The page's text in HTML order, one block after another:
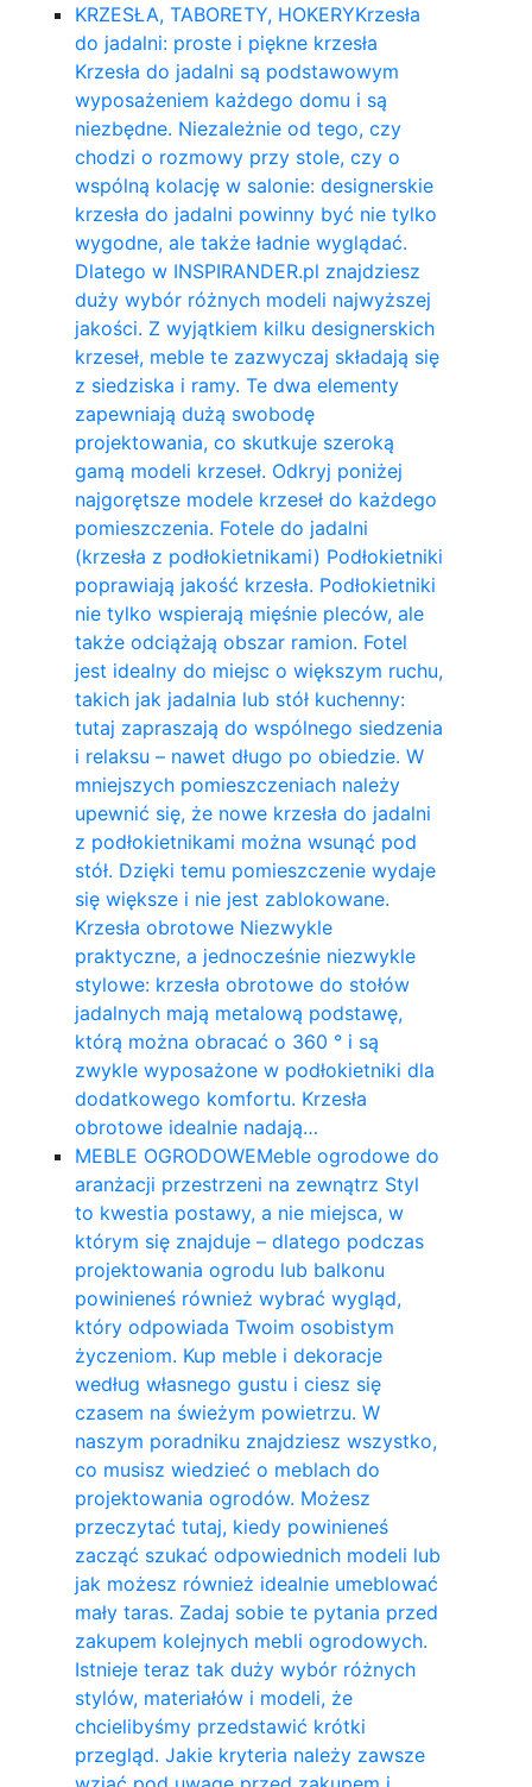
KRZESŁA, TABORETY, HOKERYKrzesła
do jadalni: proste i piękne krzesła
Krzesła do jadalni są podstawowym
wyposażeniem każdego domu i są
niezbędne. Niezależnie od tego, czy
chodzi o rozmowy przy stole, czy o
wspólną kolację w salonie: designerskie
krzesła do jadalni powinny być nie tylko
wygodne, ale także ładnie wyglądać.
Dlatego w INSPIRANDER.pl znajdziesz
duży wybór różnych modeli najwyższej
jakości. Z wyjątkiem kilku designerskich
krzeseł, meble te zazwyczaj składają się
z siedziska i ramy. Te dwa elementy
zapewniają dużą swobodę
projektowania, co skutkuje szeroką
gamą modeli krzeseł. Odkryj poniżej
najgorętsze modele krzeseł do każdego
pomieszczenia. Fotele do jadalni
(krzesła z podłokietnikami) Podłokietniki
poprawiają jakość krzesła. Podłokietniki
nie tylko wspierają mięśnie pleców, ale
także odciążają obszar ramion. ​Fotel
jest idealny do miejsc o większym ruchu,
takich jak jadalnia lub stół kuchenny:
tutaj zapraszają do wspólnego siedzenia
i relaksu – nawet długo po obiedzie. W
mniejszych pomieszczeniach należy
upewnić się, że nowe krzesła do jadalni
z podłokietnikami można wsunąć pod
stół. Dzięki temu pomieszczenie wydaje
się większe i nie jest zablokowane.
Krzesła obrotowe Niezwykle
praktyczne, a jednocześnie niezwykle
stylowe: krzesła obrotowe do stołów
jadalnych mają metalową podstawę,
którą można obracać o 360 ° i są
zwykle wyposażone w podłokietniki dla
dodatkowego komfortu. Krzesła
obrotowe idealnie nadają…
MEBLE OGRODOWEMeble ogrodowe do
aranżacji przestrzeni na zewnątrz Styl
to kwestia postawy, a nie miejsca, w
którym się znajduje – dlatego podczas
projektowania ogrodu lub balkonu
powinieneś również wybrać wygląd,
który odpowiada Twoim osobistym
życzeniom. Kup meble i dekoracje
według własnego gustu i ciesz się
czasem na świeżym powietrzu. W
naszym poradniku znajdziesz wszystko,
co musisz wiedzieć o meblach do
projektowania ogrodów. Możesz
przeczytać tutaj, kiedy powinieneś
zacząć szukać odpowiednich modeli lub
jak możesz również idealnie umeblować
mały taras. Zadaj sobie te pytania przed
zakupem kolejnych mebli ogrodowych.
Istnieje teraz tak duży wybór różnych
stylów, materiałów i modeli, że
chcielibyśmy przedstawić krótki
przegląd. Jakie kryteria należy zawsze